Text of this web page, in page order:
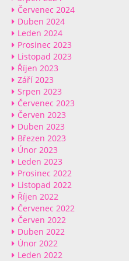
Červenec 2024
Duben 2024
Leden 2024
Prosinec 2023
Listopad 2023
Říjen 2023
Září 2023
Srpen 2023
Červenec 2023
Červen 2023
Duben 2023
Březen 2023
Únor 2023
Leden 2023
Prosinec 2022
Listopad 2022
Říjen 2022
Červenec 2022
Červen 2022
Duben 2022
Únor 2022
Leden 2022